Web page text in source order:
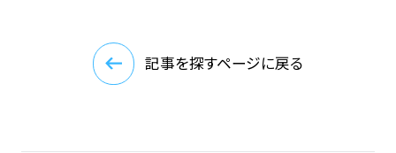
記事を探すページに戻る